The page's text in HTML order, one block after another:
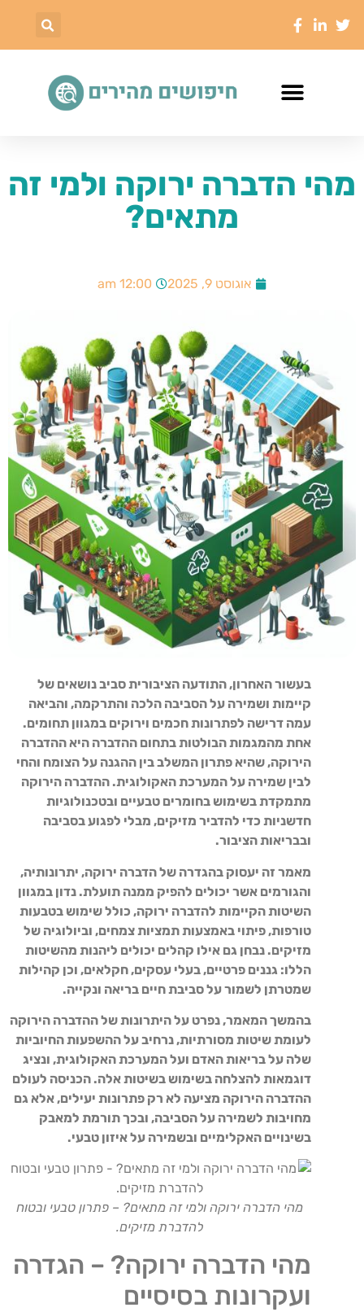
מהי הדברה ירוקה ולמי זה
מתאים?
אוגוסט 9, 2025 12:00 am
בעשור האחרון, התודעה הציבורית סביב נושאים של
קיימות ושמירה על הסביבה הלכה והתרקמה, והביאה
עמה דרישה לפתרונות חכמים וירוקים במגוון תחומים.
אחת מהמגמות הבולטות בתחום ההדברה היא ההדברה
הירוקה, שהיא פתרון המשלב בין ההגנה על הצומח והחי
לבין שמירה על המערכת האקולוגית. ההדברה הירוקה
מתמקדת בשימוש בחומרים טבעיים ובטכנולוגיות
חדשניות כדי להדביר מזיקים, מבלי לפגוע בסביבה
ובבריאות הציבור.
מאמר זה יעסוק בהגדרה של הדברה ירוקה, יתרונותיה,
והגורמים אשר יכולים להפיק ממנה תועלת. נדון במגוון
השיטות הקיימות להדברה ירוקה, כולל שימוש בטבעות
טורפות, פיתוי באמצעות תמציות צמחים, וביולוגיה של
מזיקים. נבחן גם אילו קהלים יכולים ליהנות מהשיטות
הללו: גננים פרטיים, בעלי עסקים, חקלאים, וכן קהילות
שמטרתן לשמור על סביבת חיים בריאה ונקייה.
בהמשך המאמר, נפרט על היתרונות של ההדברה הירוקה
לעומת שיטות מסורתיות, נרחיב על ההשפעות החיוביות
שלה על בריאות האדם ועל המערכת האקולוגית, ונציג
דוגמאות להצלחה בשימוש בשיטות אלה. הכניסה לעולם
ההדברה הירוקה מציעה לא רק פתרונות יעילים, אלא גם
מחויבות לשמירה על הסביבה, ובכך תורמת למאבק
בשינויים האקלימיים ובשמירה על איזון טבעי.
מהי הדברה ירוקה ולמי זה מתאים? – פתרון טבעי ובטוח
להדברת מזיקים.
מהי הדברה ירוקה? – הגדרה
ועקרונות בסיסיים